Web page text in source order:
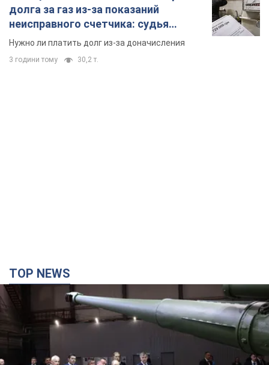
долга за газ из-за показаний
неисправного счетчика: судья
вынес неожиданное решение
Нужно ли платить долг из-за доначисления
3 години тому 30,2 т.
TOP NEWS